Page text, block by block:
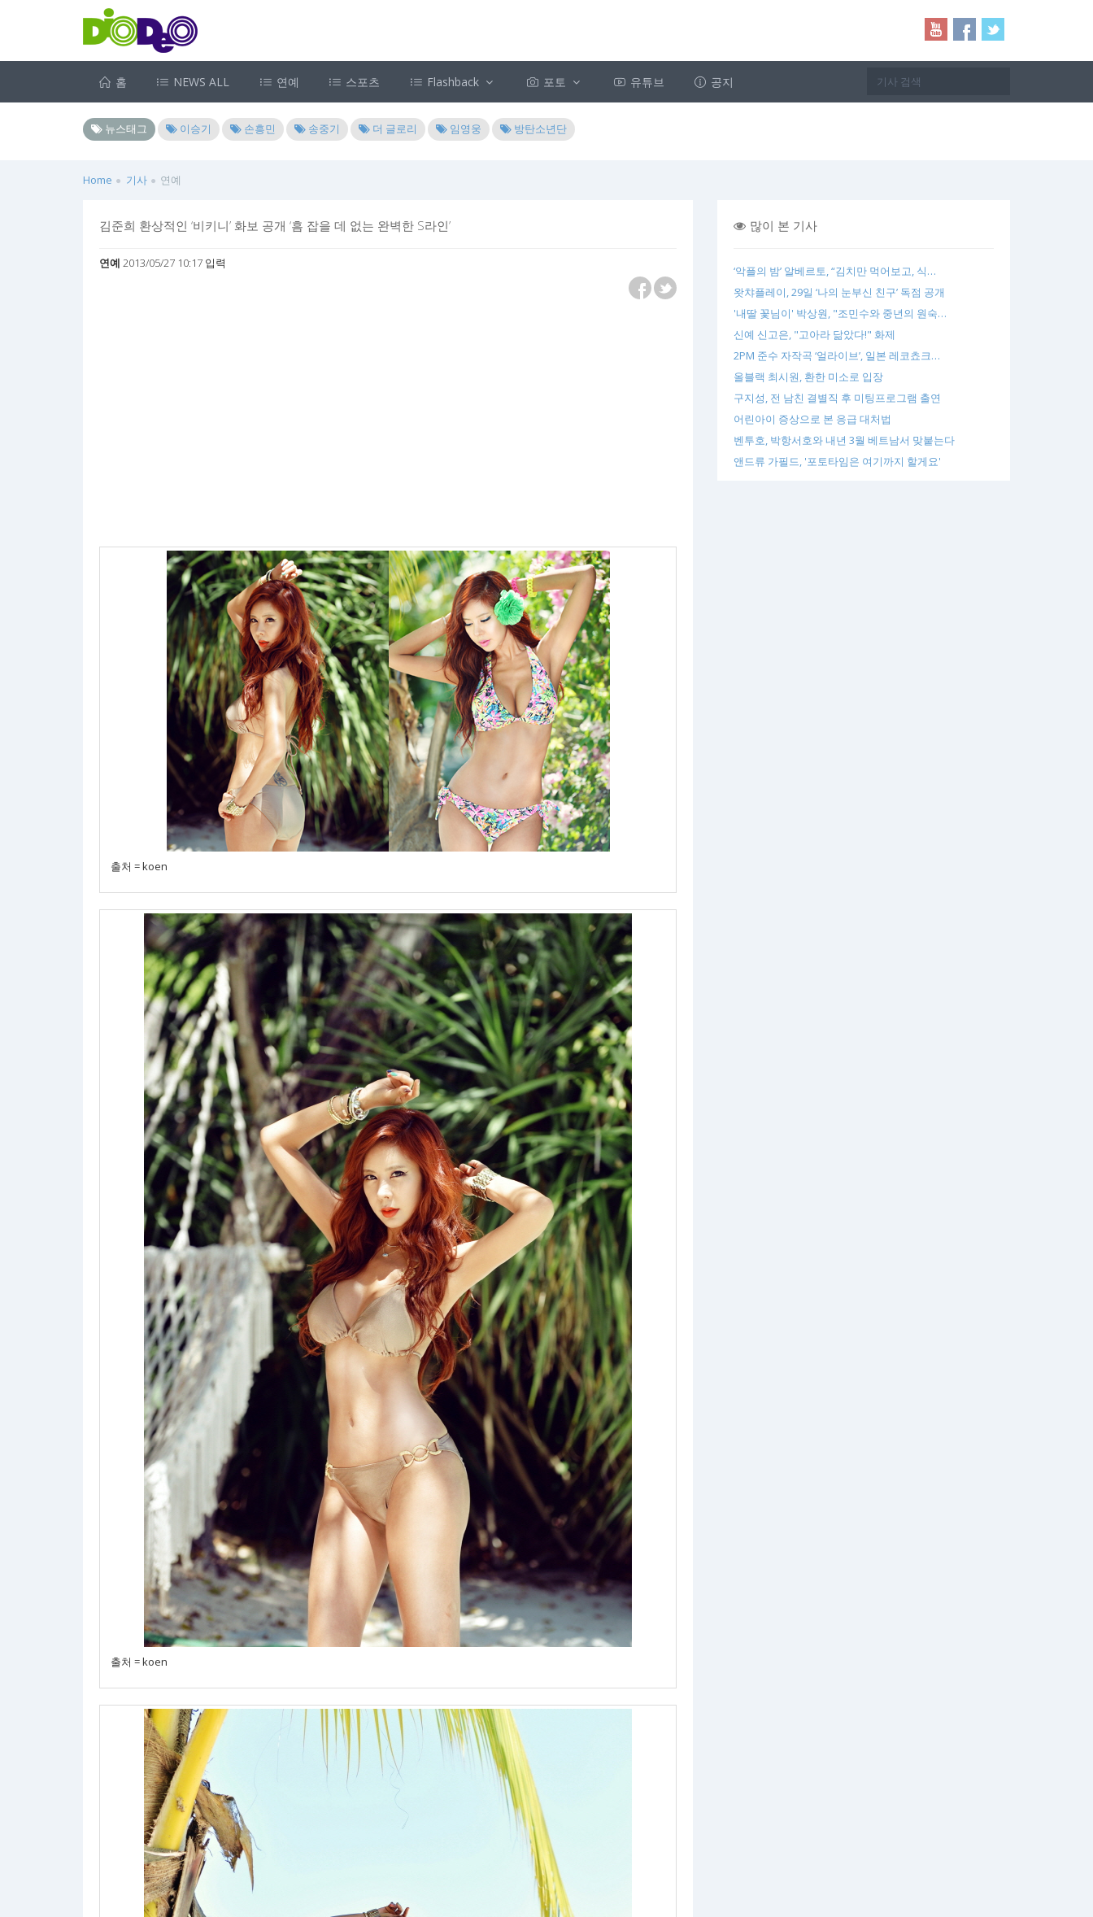
홈 NEWS ALL 연예 스포츠 Flashback 포토 유튜브 공지
뉴스태그 이승기 손흥민 송중기 더 글로리 임영웅 방탄소년단
Home 기사 연예
김준희 환상적인 ‘비키니’ 화보 공개 ‘흠 잡을 데 없는 완벽한 S라인’
연예 2013/05/27 10:17 입력
출처 = koen
출처 = koen
많이 본 기사
‘악플의 밤’ 알베르토, “김치만 먹어보고, 식…
왓챠플레이, 29일 ‘나의 눈부신 친구’ 독점 공개
'내딸 꽃님이' 박상원, "조민수와 중년의 원숙…
신예 신고은, "고아라 닮았다!" 화제
2PM 준수 자작곡 ‘얼라이브’, 일본 레코쵸크…
올블랙 최시원, 환한 미소로 입장
구지성, 전 남친 결별직 후 미팅프로그램 출연
어린아이 증상으로 본 응급 대처법
벤투호, 박항서호와 내년 3월 베트남서 맞붙는다
앤드류 가필드, '포토타임은 여기까지 할게요'